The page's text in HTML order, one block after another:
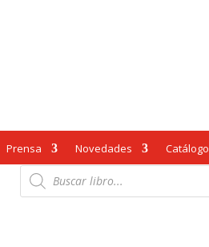
Prensa Novedades Catálogo
Búsqueda
de
productos